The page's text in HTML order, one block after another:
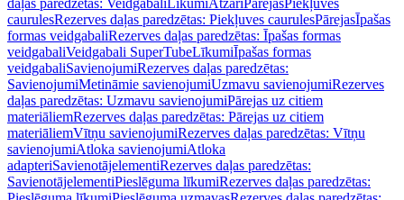
daļas paredzētas: Veidgabali LīkumiAtzari PārejasPiekļuves
caurulesRezerves daļas paredzētas: Piekļuves caurulesPārejasĪpašas
formas veidgabaliRezerves daļas paredzētas: Īpašas formas
veidgabaliVeidgabali SuperTubeLīkumiĪpašas formas
veidgabaliSavienojumiRezerves daļas paredzētas:
SavienojumiMetināmie savienojumiUzmavu savienojumiRezerves
daļas paredzētas: Uzmavu savienojumiPārejas uz citiem
materiāliemRezerves daļas paredzētas: Pārejas uz citiem
materiāliemVītņu savienojumiRezerves daļas paredzētas: Vītņu
savienojumiAtloka savienojumiAtloka
adapteriSavienotājelementiRezerves daļas paredzētas:
SavienotājelementiPieslēguma līkumiRezerves daļas paredzētas: